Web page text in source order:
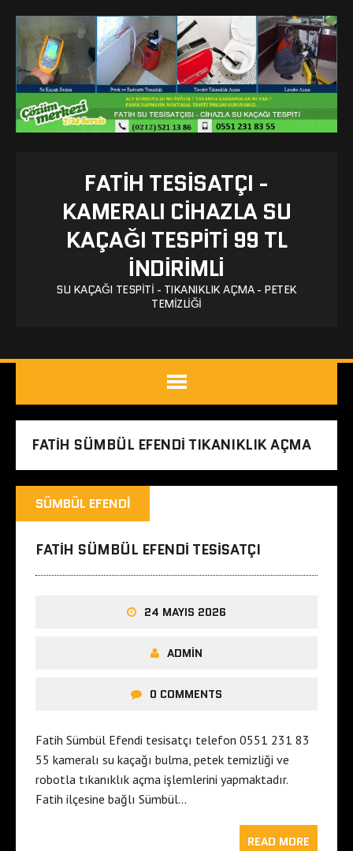
FATIH TESISATÇI -
KAMERALI CIHAZLA SU
KAÇAĞI TESPITI 99 TL
İNDİRİMLİ
SU KAÇAĞI TESPITI - TIKANIKLIK AÇMA - PETEK
TEMIZLIĞI
FATIH SÜMBÜL EFENDI TIKANIKLIK AÇMA
SÜMBÜL EFENDI
FATIH SÜMBÜL EFENDI TESISATÇI
24 MAYIS 2026
ADMIN
0 COMMENTS
Fatih Sümbül Efendi tesisatçı telefon 0551 231 83
55 kameralı su kaçağı bulma, petek temizliği ve
robotla tıkanıklık açma işlemlerini yapmaktadır.
Fatih ilçesine bağlı Sümbül…
READ MORE